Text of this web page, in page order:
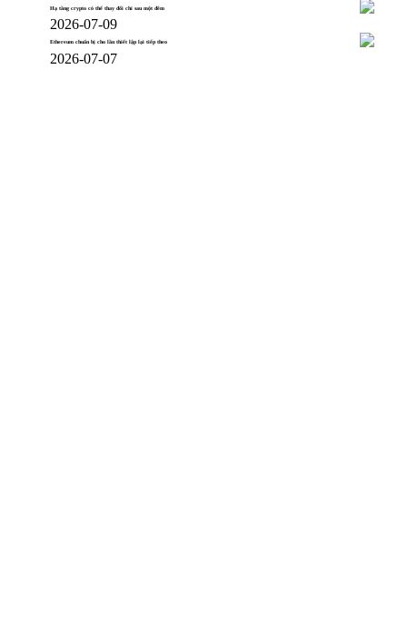
Hạ tầng crypto có thể thay đổi chỉ sau một đêm
2026-07-09
Ethereum chuẩn bị cho lần thiết lập lại tiếp theo
2026-07-07